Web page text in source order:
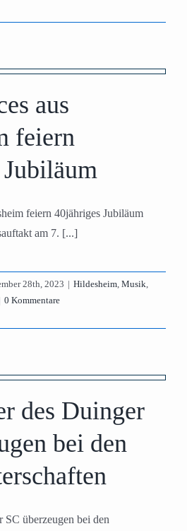
aus
feiern
feiern 40jähriges Jubiläum
am 7. [...]
28th, 2023 | Hildesheim Musik
0 Kommentare
des Duinger
bei den
überzeugen bei den